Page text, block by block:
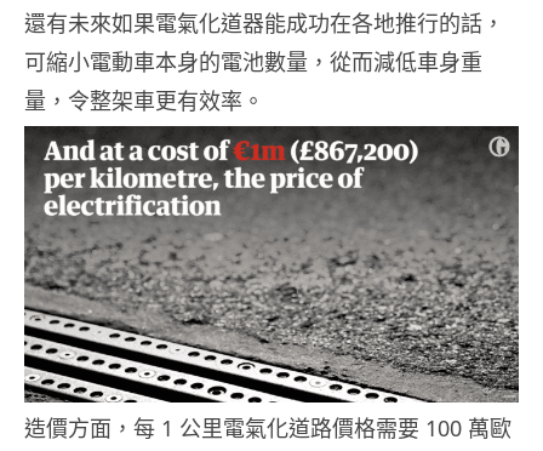
還有未來如果電氣化道器能成功在各地推行的話，
可縮小電動車本身的電池數量，從而減低車身重
量，令整架車更有效率。
造價方面，每 1 公里電氣化道路價格需要 100 萬歐